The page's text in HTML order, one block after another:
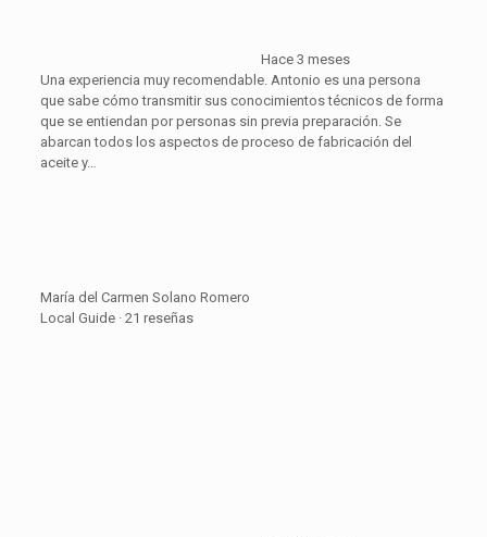
Hace 3 meses
Una experiencia muy recomendable. Antonio es una persona
que sabe cómo transmitir sus conocimientos técnicos de forma
que se entiendan por personas sin previa preparación. Se
abarcan todos los aspectos de proceso de fabricación del
aceite y…
María del Carmen Solano Romero
Local Guide · 21 reseñas